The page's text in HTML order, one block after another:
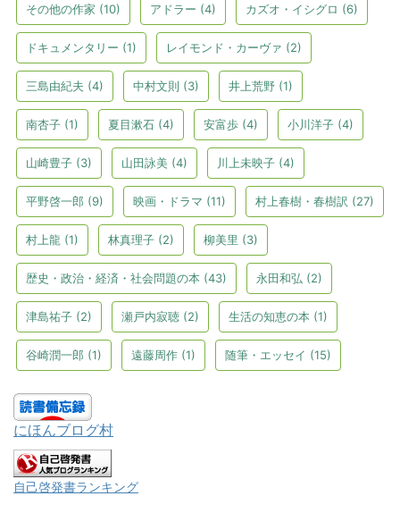
その他の作家 (10) アドラー (4) カズオ・イシグロ (6)
ドキュメンタリー (1) レイモンド・カーヴァ (2)
三島由紀夫 (4) 中村文則 (3) 井上荒野 (1)
南杏子 (1) 夏目漱石 (4) 安富歩 (4) 小川洋子 (4)
山崎豊子 (3) 山田詠美 (4) 川上未映子 (4)
平野啓一郎 (9) 映画・ドラマ (11) 村上春樹・春樹訳 (27)
村上龍 (1) 林真理子 (2) 柳美里 (3)
歴史・政治・経済・社会問題の本 (43) 永田和弘 (2)
津島祐子 (2) 瀬戸内寂聴 (2) 生活の知恵の本 (1)
谷崎潤一郎 (1) 遠藤周作 (1) 随筆・エッセイ (15)
にほんブログ村
自己啓発書ランキング